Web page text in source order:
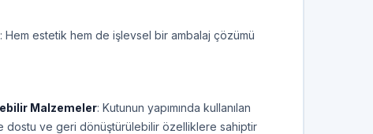
: Hem estetik hem de işlevsel bir ambalaj çözümü
Malzemeler: Kutunun yapımında kullanılan
dostu ve geri dönüştürülebilir özelliklere sahiptir